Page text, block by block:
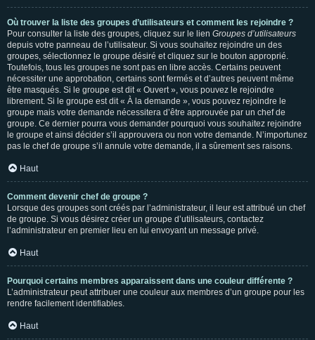
Où trouver la liste des groupes d’utilisateurs et comment les rejoindre ?
Pour consulter la liste des groupes, cliquez sur le lien Groupes d’utilisateurs
depuis votre panneau de l’utilisateur. Si vous souhaitez rejoindre un des
groupes, sélectionnez le groupe désiré et cliquez sur le bouton approprié.
Toutefois, tous les groupes ne sont pas en libre accès. Certains peuvent
nécessiter une approbation, certains sont fermés et d’autres peuvent même
être masqués. Si le groupe est dit « Ouvert », vous pouvez le rejoindre
librement. Si le groupe est dit « À la demande », vous pouvez rejoindre le
groupe mais votre demande nécessitera d’être approuvée par un chef de
groupe. Ce dernier pourra vous demander pourquoi vous souhaitez rejoindre
le groupe et ainsi décider s’il approuvera ou non votre demande. N’importunez
pas le chef de groupe s’il annule votre demande, il a sûrement ses raisons.
Haut
Comment devenir chef de groupe ?
Lorsque des groupes sont créés par l’administrateur, il leur est attribué un chef
de groupe. Si vous désirez créer un groupe d’utilisateurs, contactez
l’administrateur en premier lieu en lui envoyant un message privé.
Haut
Pourquoi certains membres apparaissent dans une couleur différente ?
L’administrateur peut attribuer une couleur aux membres d’un groupe pour les
rendre facilement identifiables.
Haut